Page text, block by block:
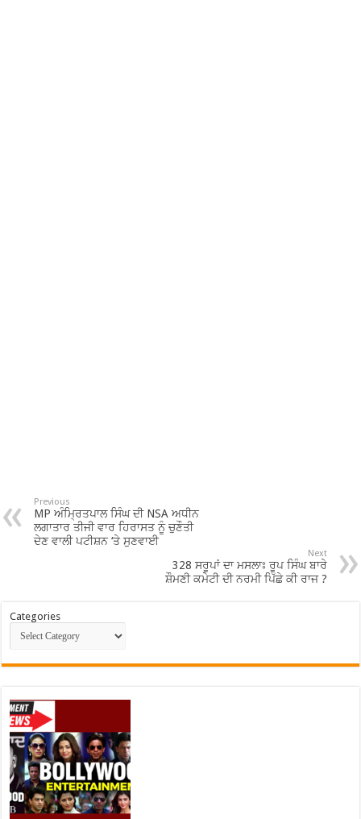
Previous
MP ਅੰਮ੍ਰਿਤਪਾਲ ਸਿੰਘ ਦੀ NSA ਅਧੀਨ
ਲਗਾਤਾਰ ਤੀਜੀ ਵਾਰ ਹਿਰਾਸਤ ਨੂੰ ਚੁਣੌਤੀ
ਦੇਣ ਵਾਲੀ ਪਟੀਸ਼ਨ ‘ਤੇ ਸੁਣਵਾਈ
Next
328 ਸਰੂਪਾਂ ਦਾ ਮਸਲਾਃ ਰੂਪ ਸਿੰਘ ਬਾਰੇ
ਸ਼ੌਮਣੀ ਕਮੇਟੀ ਦੀ ਨਰਮੀ ਪਿੱਛੇ ਕੀ ਰਾਜ ?
Categories